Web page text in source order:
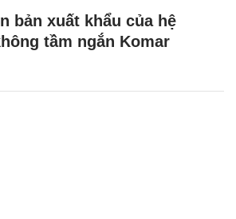
bản xuất khẩu của hệ
tầm ngắn Komar